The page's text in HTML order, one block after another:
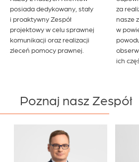
posiada dedykowany, stały
i proaktywny Zespół
projektowy w celu sprawnej
komunikacji oraz realizacji
zleceń pomocy prawnej.
za
nasze
w
ich
Poznaj nasz Zespół